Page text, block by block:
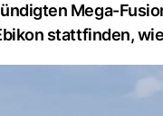
Mega-
stattfinden,